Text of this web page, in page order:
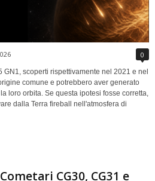
0
GN1, scoperti rispettivamente nel 2021 e nel
comune e potrebbero aver generato
loro orbita. Se questa ipotesi fosse corretta,
dalla Terra fireball nell'atmosfera di
CG30, CG31 e